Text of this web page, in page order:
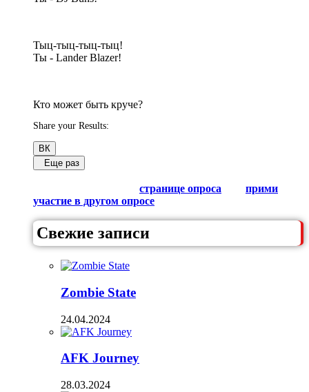
Тыц-тыц-тыц-тыц!
Ты - Lander Blazer!
Кто может быть круче?
Share your Results:
ВК
Еще раз
странице опроса
прими
участие в другом опросе
Свежие записи
Zombie State
24.04.2024
AFK Journey
28.03.2024